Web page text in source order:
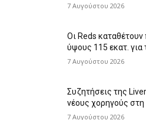
7 Αυγούστου 2026
Οι Reds
ύψους 115 εκατ. για
7 Αυγούστου 2026
Συζητήσεις της
νέους χορηγούς
7 Αυγούστου 2026